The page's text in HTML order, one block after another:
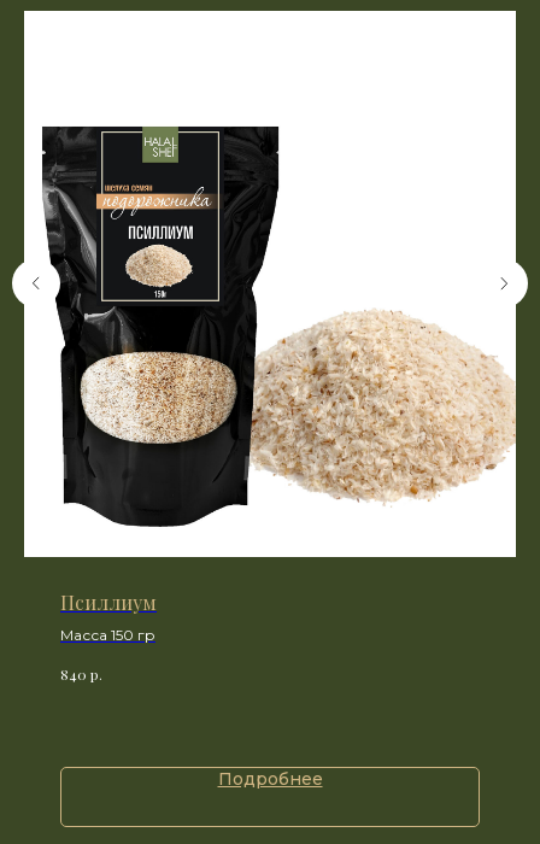
Псиллиум
Масса 150 гр
840 р.
Подробнее